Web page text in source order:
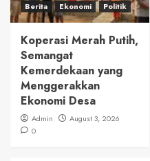
Berita Ekonomi Politik
Koperasi Merah Putih,
Semangat
Kemerdekaan yang
Menggerakkan
Ekonomi Desa
Admin
August 3, 2026
0